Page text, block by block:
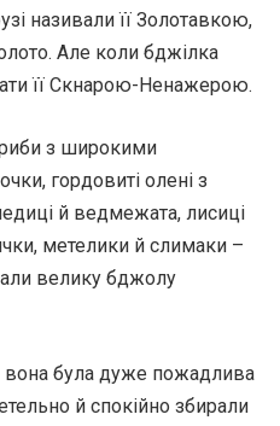
називали її Золотавкою,
Але коли бджілка
її Скнарою-Ненажерою.
з широкими
гордовиті олені з
й ведмежата, лисиці
метелики й слимаки –
велику бджолу
вона була дуже пожадлива
й спокійно збирали